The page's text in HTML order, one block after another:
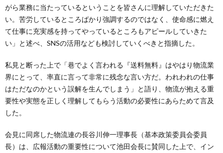
がら業務に当たっているということを皆さんに理解していただきた
い。苦労しているところばかり強調するのではなく、使命感に燃え
て仕事に充実感を持ってやっているところもアピールしていきた
い」と述べ、SNSの活用なども検討していくべきと指摘した。
私見と断った上で「巷でよく言われる『送料無料』はやはり物流業
界にとって、率直に言って非常に残念な言い方だ。われわれの仕事
はただなのかという誤解を生んでしまう」と語り、物流が抱える重
要性や実態を正しく理解してもらう活動の必要性にあらためて言及
した。
会見に同席した物流連の長谷川伸一理事長（基本政策委員会委員
長）は、広報活動の重要性について池田会長に賛同した上で、イン